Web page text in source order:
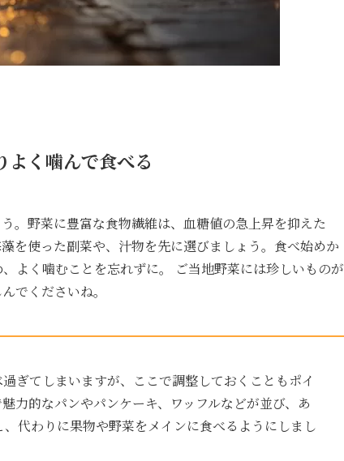
よく噛んで食べる
。野菜に豊富な食物繊維は、血糖値の急上昇を抑えた
を使った副菜や、汁物を先に選びましょう。食べ始めか
よく噛むことを忘れずに。 ご当地野菜には珍しいものが
でくださいね。
ぎてしまいますが、ここで調整しておくこともポイ
力的なパンやパンケーキ、ワッフルなどが並び、あ
代わりに果物や野菜をメインに食べるようにしまし